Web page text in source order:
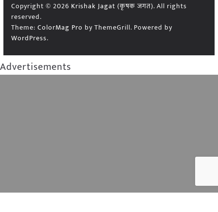
Copyright © 2026 Krishak Jagat (कृषक जगत). All rights
reserved.
Theme: ColorMag Pro by ThemeGrill. Powered by
WordPress.
Advertisements